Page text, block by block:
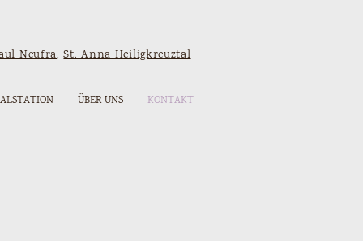
Neufra,St. Anna Heiligkreuztal
ÜBER UNS KONTAKT